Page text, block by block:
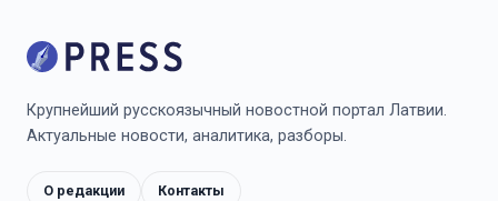
Крупнейший русскоязычный новостной портал Латвии.
Актуальные новости, аналитика, разборы.
О редакции Контакты